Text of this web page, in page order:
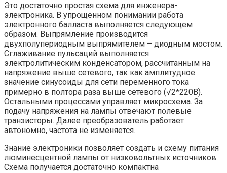
Это достаточно простая схема для инженера-
электроника. В упрощенном понимании работа
электронного балласта выполняется следующем
образом. Выпрямление производится
двухполупериодным выпрямителем – диодным мостом.
Сглаживание пульсаций выполняется
электролитическим конденсатором, рассчитанным на
напряжение выше сетевого, так как амплитудное
значение синусоиды для сети переменного тока
примерно в полтора раза выше сетевого (√2*220В).
Остальными процессами управляет микросхема. За
подачу напряжения на лампы отвечают полевые
транзисторы. Далее преобразователь работает
автономно, частота не изменяется.
Знание электроники позволяет создать и схему питания
люминесцентной лампы от низковольтных источников.
Схема получается достаточно компактна